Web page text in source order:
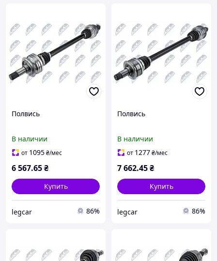
Полвись
В наличии
от 1095₴/мес
6 567.65₴
Купить
legcar 86%
Полвись
В наличии
от 1277₴/мес
7 662.45₴
Купить
legcar 86%